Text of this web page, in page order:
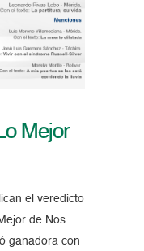
Mejor
el veredicto
de Nos.
ganadora con